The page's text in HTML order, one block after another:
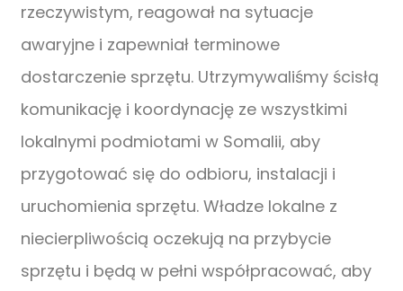
rzeczywistym, reagował na sytuacje
awaryjne i zapewniał terminowe
dostarczenie sprzętu. Utrzymywaliśmy ścisłą
komunikację i koordynację ze wszystkimi
lokalnymi podmiotami w Somalii, aby
przygotować się do odbioru, instalacji i
uruchomienia sprzętu. Władze lokalne z
niecierpliwością oczekują na przybycie
sprzętu i będą w pełni współpracować, aby